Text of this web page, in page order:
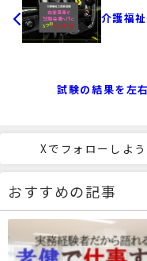
介護福
試験の結果を左
Xでフォローしよう
おすすめの記事